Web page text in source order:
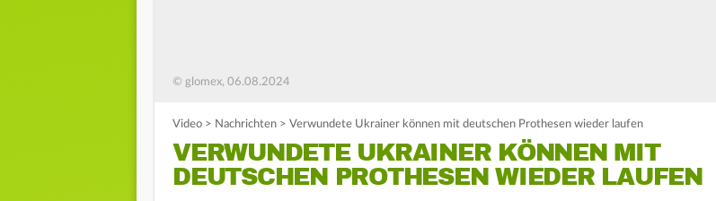
© glomex, 06.08.2024
Video > Nachrichten > Verwundete Ukrainer können mit deutschen Prothesen wieder laufen
VERWUNDETE UKRAINER KÖNNEN MIT
DEUTSCHEN PROTHESEN WIEDER LAUFEN